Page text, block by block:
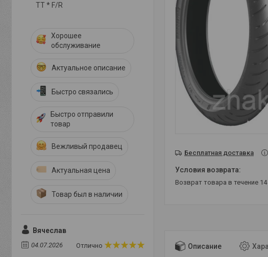
Бесплатная доставка
возврат товара в течение
Описание
TT * F/R
Хорошее
обслуживание
Актуальное описание
Быстро связались
Быстро отправили
товар
Вежливый продавец
Актуальная цена
Товар был в наличии
Вячеслав
04.07.2026 Отлично